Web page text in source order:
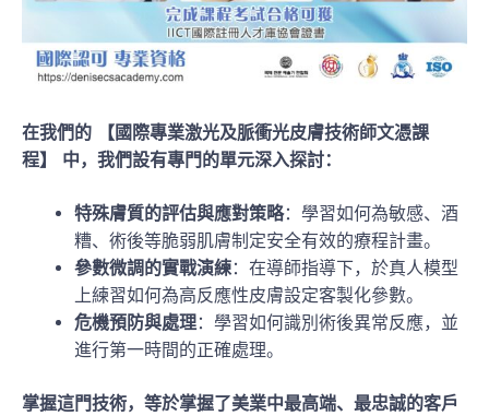
在我們的 【國際專業激光及脈衝光皮膚技術師文憑課
程】 中，我們設有專門的單元深入探討：
特殊膚質的評估與應對策略：學習如何為敏感、酒
糟、術後等脆弱肌膚制定安全有效的療程計畫。
參數微調的實戰演練：在導師指導下，於真人模型
上練習如何為高反應性皮膚設定客製化參數。
危機預防與處理：學習如何識別術後異常反應，並
進行第一時間的正確處理。
掌握這門技術，等於掌握了美業中最高端、最忠誠的客戶